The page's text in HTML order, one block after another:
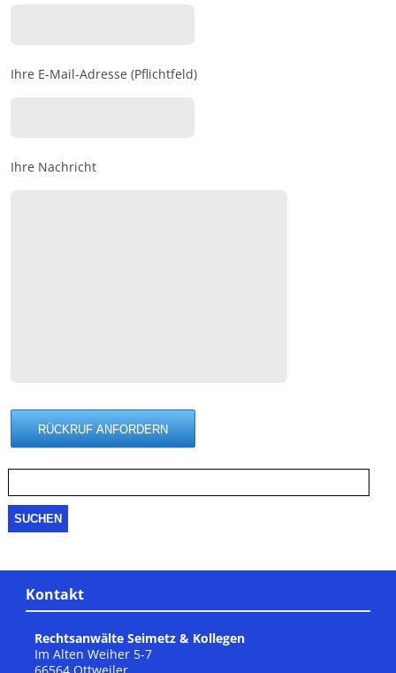
Ihre E-Mail-Adresse (Pflichtfeld)
Ihre Nachricht
nach:
Kontakt
Rechtsanwälte Seimetz & Kollegen
Im Alten Weiher 5-7